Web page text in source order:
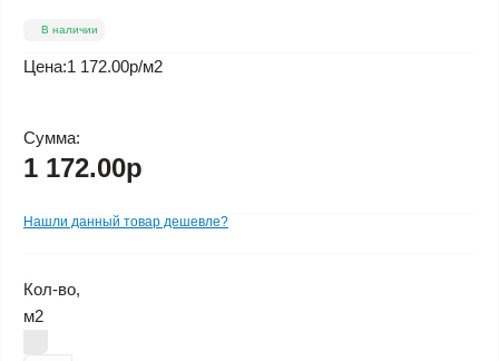
В наличии
Цена:1 172.00р/м2
Сумма:
1 172.00р
Нашли данный товар дешевле?
Кол-во,
м2